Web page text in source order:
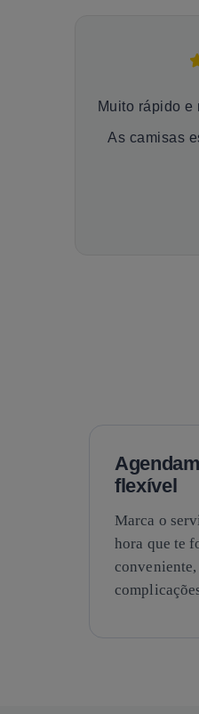
Muito rápido e
As camisas
flexível
Marca o
hora que te
conveniente,